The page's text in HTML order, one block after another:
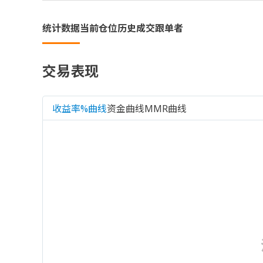
统计数据当前仓位历史成交跟单者
交易表现
收益率%曲线资金曲线MMR曲线